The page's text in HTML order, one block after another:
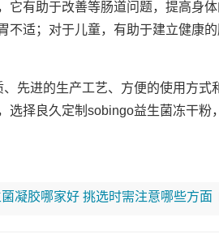
它有助于改善等肠道问题，提高身体
不适；对于儿童，有助于建立健康的
先进的生产工艺、方便的使用方式
择良久定制sobingo益生菌冻干粉，
凝胶哪家好 挑选时需注意哪些方面